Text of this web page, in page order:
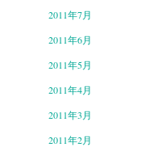
2011年7月
2011年6月
2011年5月
2011年4月
2011年3月
2011年2月